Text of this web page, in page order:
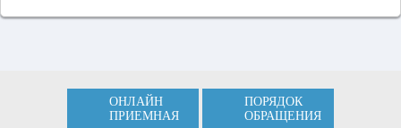
ОНЛАЙН
ПРИЕМНАЯ
ПОРЯДОК
ОБРАЩЕНИЯ